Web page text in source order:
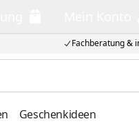
Fachberatung &
Geschenkideen